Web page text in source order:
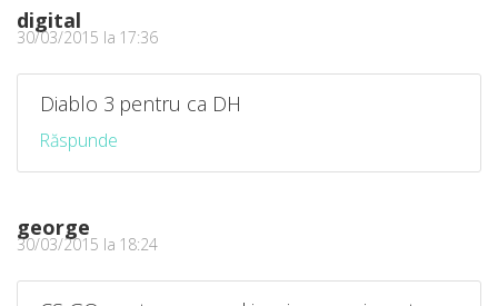
digital
30/03/2015 la 17:36
Diablo 3 pentru ca DH
Răspunde
george
30/03/2015 la 18:24